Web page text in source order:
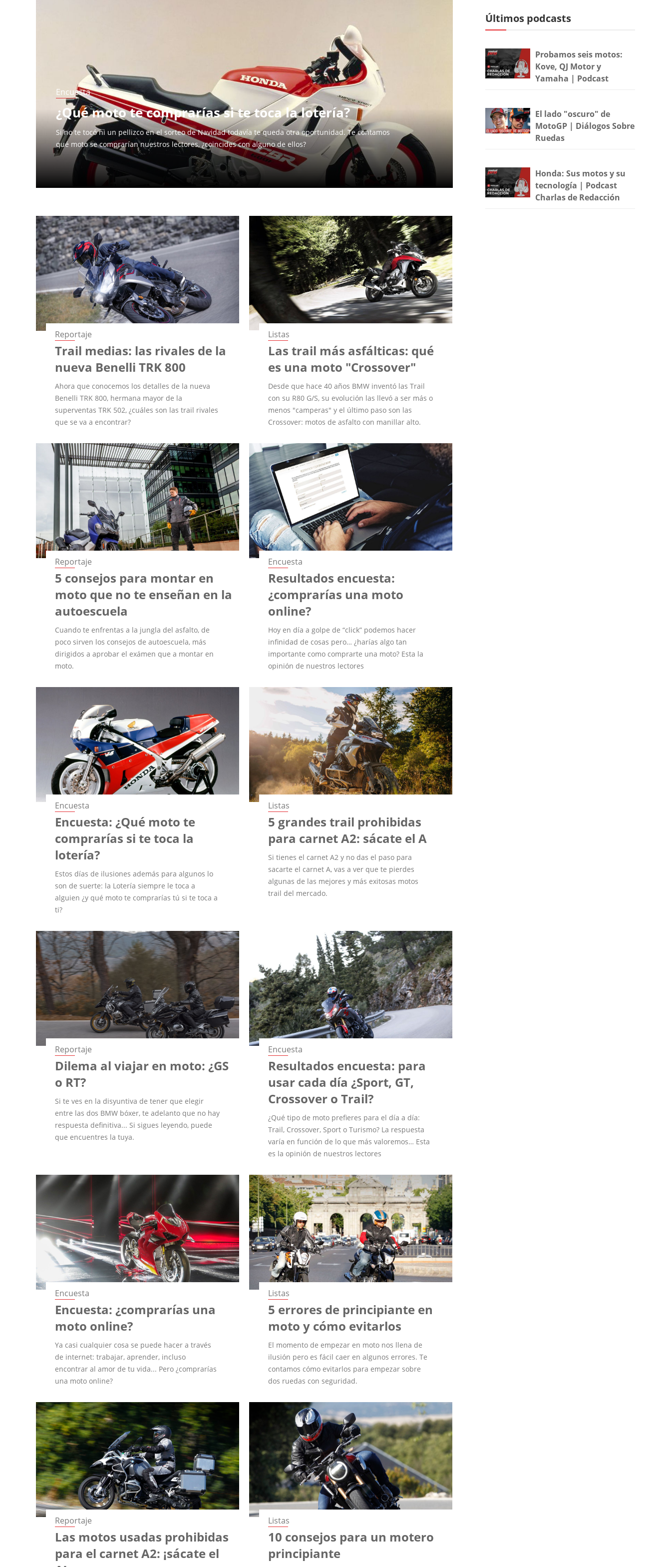
Encuesta
¿Qué moto te comprarías si te toca la lotería?
Si no te tocó ni un pellizco en el sorteo de Navidad todavía te queda otra oportunidad. Te contamos
qué moto se comprarían nuestros lectores, ¿coincides con alguno de ellos?
Reportaje
Trail medias: las rivales de la
nueva Benelli TRK 800
Ahora que conocemos los detalles de la nueva
Benelli TRK 800, hermana mayor de la
superventas TRK 502, ¿cuáles son las trail rivales
que se va a encontrar?
Listas
Las trail más asfálticas: qué
es una moto "Crossover"
Desde que hace 40 años BMW inventó las Trail
con su R80 G/S, su evolución las llevó a ser más o
menos "camperas" y el último paso son las
Crossover: motos de asfalto con manillar alto.
Reportaje
5 consejos para montar en
moto que no te enseñan en la
autoescuela
Cuando te enfrentas a la jungla del asfalto, de
poco sirven los consejos de autoescuela, más
dirigidos a aprobar el exámen que a montar en
moto.
Encuesta
Resultados encuesta:
¿comprarías una moto
online?
Hoy en día a golpe de “click” podemos hacer
infinidad de cosas pero… ¿harías algo tan
importante como comprarte una moto? Esta la
opinión de nuestros lectores
Encuesta
Encuesta: ¿Qué moto te
comprarías si te toca la
lotería?
Estos días de ilusiones además para algunos lo
son de suerte: la Lotería siempre le toca a
alguien ¿y qué moto te comprarías tú si te toca a
ti?
Listas
5 grandes trail prohibidas
para carnet A2: sácate el A
Si tienes el carnet A2 y no das el paso para
sacarte el carnet A, vas a ver que te pierdes
algunas de las mejores y más exitosas motos
trail del mercado.
Reportaje
Dilema al viajar en moto: ¿GS
o RT?
Si te ves en la disyuntiva de tener que elegir
entre las dos BMW bóxer, te adelanto que no hay
respuesta definitiva... Si sigues leyendo, puede
que encuentres la tuya.
Encuesta
Resultados encuesta: para
usar cada día ¿Sport, GT,
Crossover o Trail?
¿Qué tipo de moto prefieres para el día a día:
Trail, Crossover, Sport o Turismo? La respuesta
varía en función de lo que más valoremos… Esta
es la opinión de nuestros lectores
Encuesta
Encuesta: ¿comprarías una
moto online?
Ya casi cualquier cosa se puede hacer a través
de internet: trabajar, aprender, incluso
encontrar al amor de tu vida... Pero ¿comprarías
una moto online?
Listas
5 errores de principiante en
moto y cómo evitarlos
El momento de empezar en moto nos llena de
ilusión pero es fácil caer en algunos errores. Te
contamos cómo evitarlos para empezar sobre
dos ruedas con seguridad.
Reportaje
Las motos usadas prohibidas
para el carnet A2: ¡sácate el
Listas
10 consejos para un motero
principiante
Últimos podcasts
Probamos seis motos:
Kove, QJ Motor y
Yamaha | Podcast
El lado "oscuro" de
MotoGP | Diálogos Sobre
Ruedas
Honda: Sus motos y su
tecnología | Podcast
Charlas de Redacción